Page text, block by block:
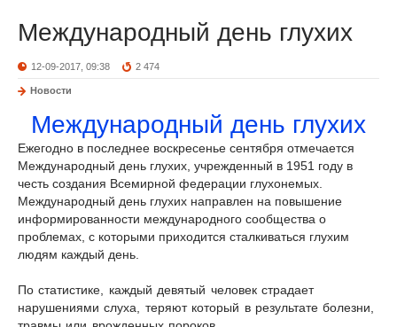
Международный день глухих
12-09-2017, 09:38 2 474
Новости
Международный день глухих
Ежегодно в последнее воскресенье сентября отмечается
Международный день глухих, учрежденный в 1951 году в
честь создания Всемирной федерации глухонемых.
Международный день глухих направлен на повышение
информированности международного сообщества о
проблемах, с которыми приходится сталкиваться глухим
людям каждый день.
По статистике, каждый девятый человек страдает
нарушениями слуха, теряют который в результате болезни,